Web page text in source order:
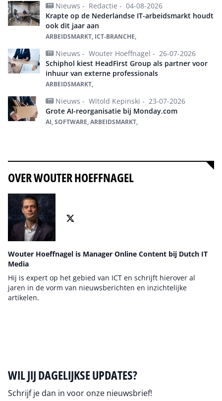
Nieuws - Redactie - 04-08-2026
Krapte op de Nederlandse IT-arbeidsmarkt houdt
ook dit jaar aan
ARBEIDSMARKT, ICT-BRANCHE,
Nieuws - Wouter Hoeffnagel - 26-07-2026
Schiphol kiest HeadFirst Group als partner voor
inhuur van externe professionals
ARBEIDSMARKT,
Nieuws - Witold Kepinski - 23-07-2026
Grote AI-reorganisatie bij Monday.com
AI, SOFTWARE, ARBEIDSMARKT,
OVER WOUTER HOEFFNAGEL
Wouter Hoeffnagel is Manager Online Content bij Dutch IT
Media
Hij is expert op het gebied van ICT en schrijft hierover al
jaren in de vorm van nieuwsberichten en inzichtelijke
artikelen.
WIL JIJ DAGELIJKSE UPDATES?
Schrijf je dan in voor onze nieuwsbrief!